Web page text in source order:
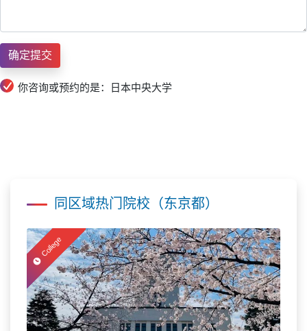
你咨询或预约的是：日本中央大学
同区域热门院校（东京都）
College